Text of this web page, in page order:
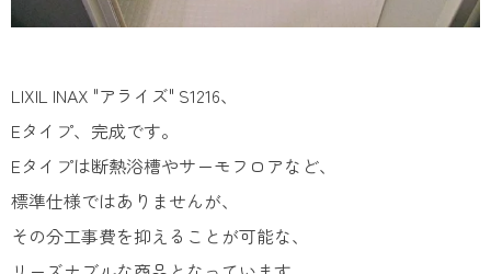
LIXIL INAX "アライズ" S1216、
Eタイプ、完成です。
Eタイプは断熱浴槽やサーモフロアなど、
標準仕様ではありませんが、
その分工事費を抑えることが可能な、